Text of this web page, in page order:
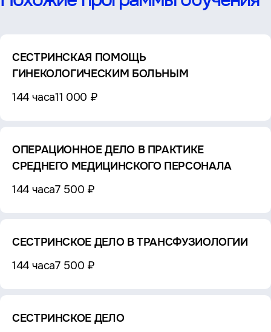
СЕСТРИНСКАЯ ПОМОЩЬ
ГИНЕКОЛОГИЧЕСКИМ БОЛЬНЫМ
144 часа11 000 ₽
ОПЕРАЦИОННОЕ ДЕЛО В ПРАКТИКЕ
СРЕДНЕГО МЕДИЦИНСКОГО ПЕРСОНАЛА
144 часа7 500 ₽
СЕСТРИНСКОЕ ДЕЛО В ТРАНСФУЗИОЛОГИИ
144 часа7 500 ₽
СЕСТРИНСКОЕ ДЕЛО